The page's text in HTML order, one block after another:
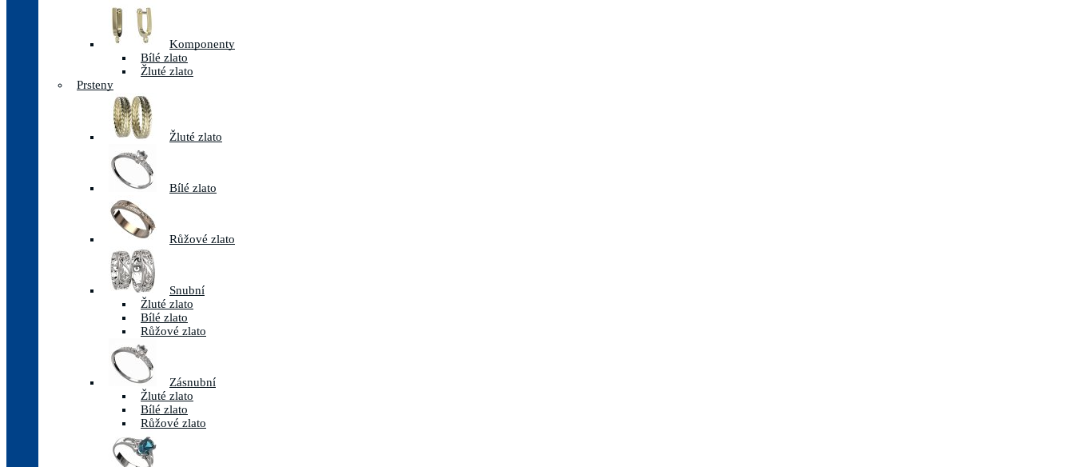
Komponenty
Bílé zlato
Žluté zlato
Prsteny
Žluté zlato
Bílé zlato
Růžové zlato
Snubní
Žluté zlato
Bílé zlato
Růžové zlato
Zásnubní
Žluté zlato
Bílé zlato
Růžové zlato